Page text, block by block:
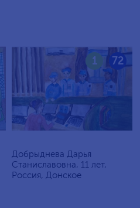
72
1
Добрыднева Дарья
Станиславовна, 11 лет,
Россия, Донское